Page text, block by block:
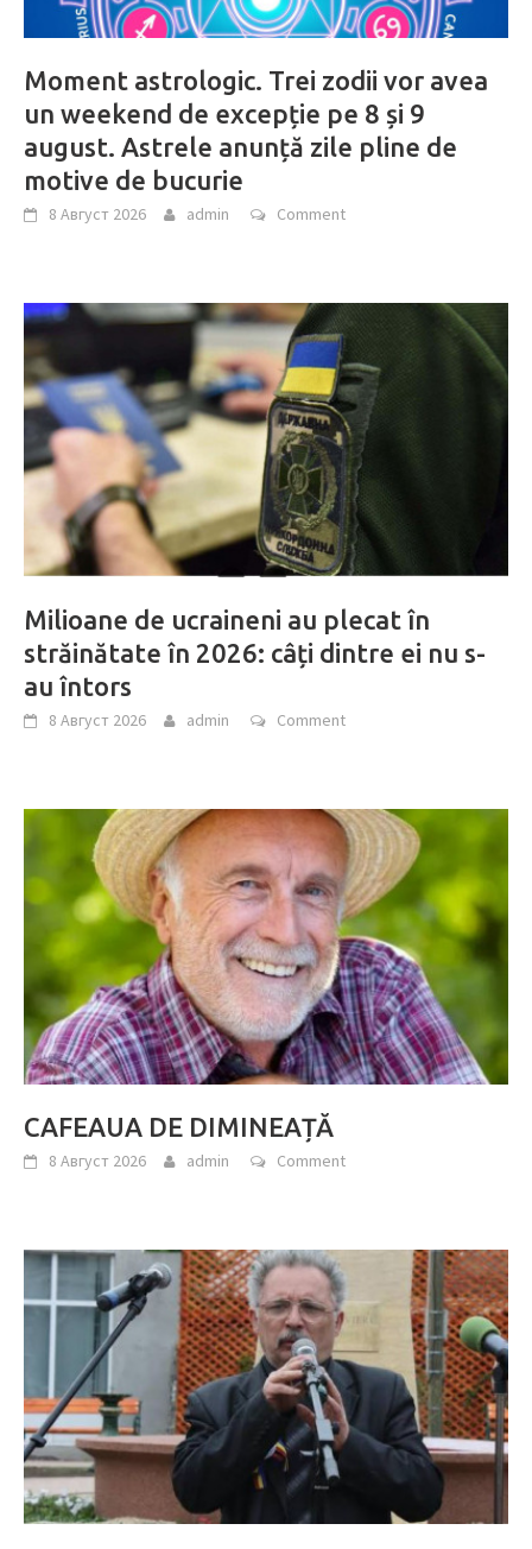
Moment astrologic. Trei zodii vor avea
un weekend de excepție pe 8 și 9
august. Astrele anunță zile pline de
motive de bucurie
8 Август 2026 admin Comment
Milioane de ucraineni au plecat în
străinătate în 2026: câți dintre ei nu s-
au întors
8 Август 2026 admin Comment
CAFEAUA DE DIMINEAȚĂ
8 Август 2026 admin Comment